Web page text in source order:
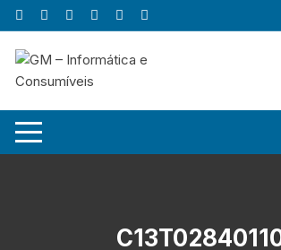
Skip
to
content